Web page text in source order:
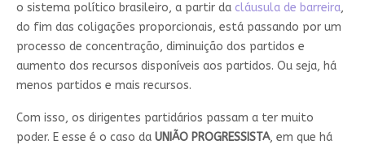
o sistema político brasileiro, a partir da cláusula de barreira,
do fim das coligações proporcionais, está passando por um
processo de concentração, diminuição dos partidos e
aumento dos recursos disponíveis aos partidos. Ou seja, há
menos partidos e mais recursos.
Com isso, os dirigentes partidários passam a ter muito
poder. E esse é o caso da UNIÃO PROGRESSISTA, em que há